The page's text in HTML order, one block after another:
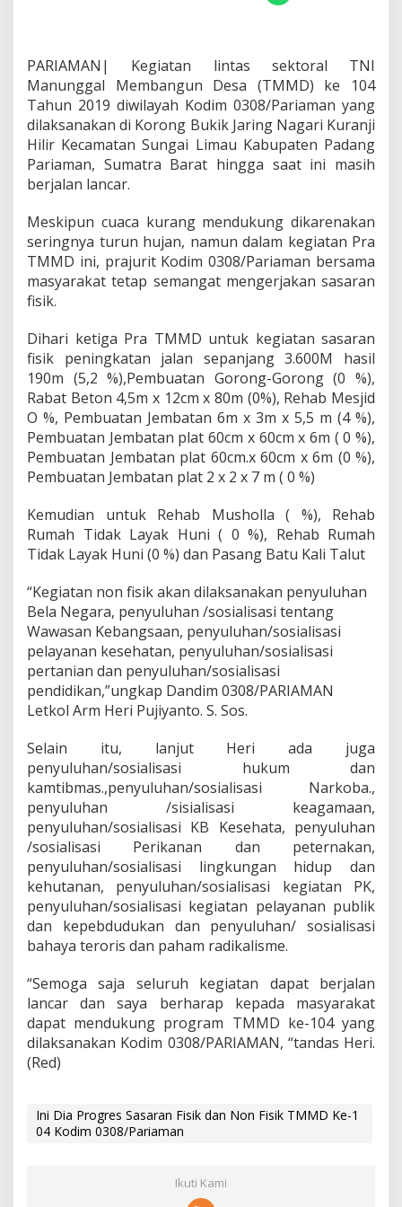
P
A
R
A
M
A
N
a
s
a
r
a
i
s
i
k
d
a
N
o
n
i
s
k
M
M
D
K
e
-
1
0
4
o
i
m
0
3
0
8
/
a
r
i
m
a
n
I
i
a
PARIAMAN| Kegiatan lintas sektoral TNI
Manunggal Membangun Desa (TMMD) ke 104
Tahun 2019 diwilayah Kodim 0308/Pariaman yang
dilaksanakan di Korong Bukik Jaring Nagari Kuranji
Hilir Kecamatan Sungai Limau Kabupaten Padang
Pariaman, Sumatra Barat hingga saat ini masih
berjalan lancar.
Meskipun cuaca kurang mendukung dikarenakan
seringnya turun hujan, namun dalam kegiatan Pra
TMMD ini, prajurit Kodim 0308/Pariaman bersama
masyarakat tetap semangat mengerjakan sasaran
fisik.
Dihari ketiga Pra TMMD untuk kegiatan sasaran
fisik peningkatan jalan sepanjang 3.600M hasil
190m (5,2 %),Pembuatan Gorong-Gorong (0 %),
Rabat Beton 4,5m x 12cm x 80m (0%), Rehab Mesjid
O %, Pembuatan Jembatan 6m x 3m x 5,5 m (4 %),
Pembuatan Jembatan plat 60cm x 60cm x 6m ( 0 %),
Pembuatan Jembatan plat 60cm.x 60cm x 6m (0 %),
Pembuatan Jembatan plat 2 x 2 x 7 m ( 0 %)
Kemudian untuk Rehab Musholla ( %), Rehab
Rumah Tidak Layak Huni ( 0 %), Rehab Rumah
Tidak Layak Huni (0 %) dan Pasang Batu Kali Talut
“Kegiatan non fisik akan dilaksanakan penyuluhan
Bela Negara, penyuluhan /sosialisasi tentang
Wawasan Kebangsaan, penyuluhan/sosialisasi
pelayanan kesehatan, penyuluhan/sosialisasi
pertanian dan penyuluhan/sosialisasi
pendidikan,”ungkap Dandim 0308/PARIAMAN
Letkol Arm Heri Pujiyanto. S. Sos.
Selain itu, lanjut Heri ada juga
penyuluhan/sosialisasi hukum dan
kamtibmas.,penyuluhan/sosialisasi Narkoba.,
penyuluhan /sisialisasi keagamaan,
penyuluhan/sosialisasi KB Kesehata, penyuluhan
/sosialisasi Perikanan dan peternakan,
penyuluhan/sosialisasi lingkungan hidup dan
kehutanan, penyuluhan/sosialisasi kegiatan PK,
penyuluhan/sosialisasi kegiatan pelayanan publik
dan kepebdudukan dan penyuluhan/ sosialisasi
bahaya teroris dan paham radikalisme.
“Semoga saja seluruh kegiatan dapat berjalan
lancar dan saya berharap kepada masyarakat
dapat mendukung program TMMD ke-104 yang
dilaksanakan Kodim 0308/PARIAMAN, “tandas Heri.
(Red)
Ini Dia Progres Sasaran Fisik dan Non Fisik TMMD Ke-1
04 Kodim 0308/Pariaman
Ikuti Kami